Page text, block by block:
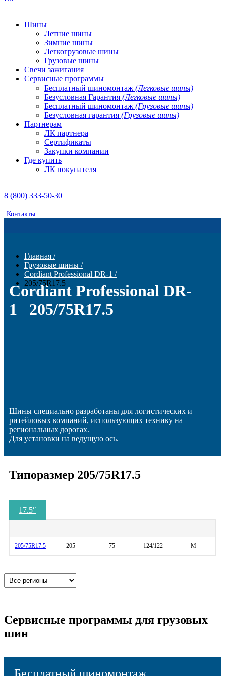
Шины
Летние шины
Зимние шины
Легкогрузовые шины
Грузовые шины
Свечи зажигания
Сервисные программы
Бесплатный шиномонтаж (Легковые шины)
Безусловная Гарантия (Легковые шины)
Бесплатный шиномонтаж (Грузовые шины)
Безусловная гарантия (Грузовые шины)
Партнерам
ЛК партнера
Сертификаты
Закупки компании
Где купить
ЛК покупателя
8 (800) 333-50-30
Контакты
Главная /
Грузовые шины /
Cordiant Professional DR-1 /
205/75R17.5
Cordiant Professional DR-
1 205/75R17.5
Шины специально разработаны для логистических и
ритейловых компаний, использующих технику на
региональных дорогах.
Для установки на ведущую ось.
Типоразмер 205/75R17.5
17.5″
205/75R17.5 205 75 124/122 M
Сервисные программы для грузовых
шин